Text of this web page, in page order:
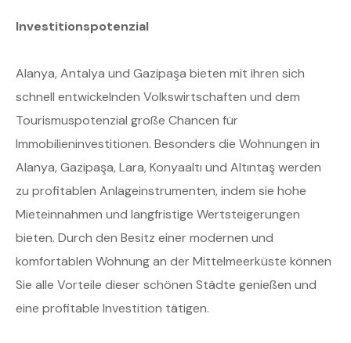
Investitionspotenzial
Alanya, Antalya und Gazipaşa bieten mit ihren sich
schnell entwickelnden Volkswirtschaften und dem
Tourismuspotenzial große Chancen für
Immobilieninvestitionen. Besonders die Wohnungen in
Alanya, Gazipaşa, Lara, Konyaaltı und Altıntaş werden
zu profitablen Anlageinstrumenten, indem sie hohe
Mieteinnahmen und langfristige Wertsteigerungen
bieten. Durch den Besitz einer modernen und
komfortablen Wohnung an der Mittelmeerküste können
Sie alle Vorteile dieser schönen Städte genießen und
eine profitable Investition tätigen.